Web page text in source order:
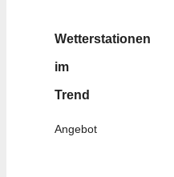
Wetterstationen
im
Trend
Angebot